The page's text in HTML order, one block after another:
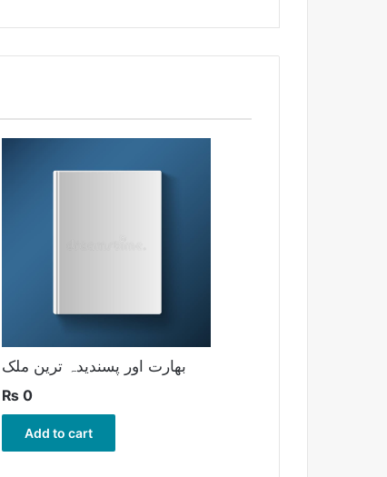
بھارت اور پسندیدہ ترین ملک
₨0
Add to cart